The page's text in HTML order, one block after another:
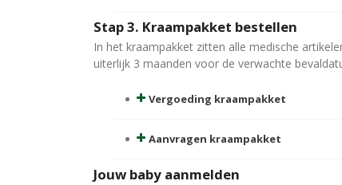
Stap 3. Kraampakket bestellen
In het kraampakket zitten alle medische
uiterlijk 3 maanden voor de verwachte
Vergoeding kraampakket
Aanvragen kraampakket
Jouw baby aanmelden